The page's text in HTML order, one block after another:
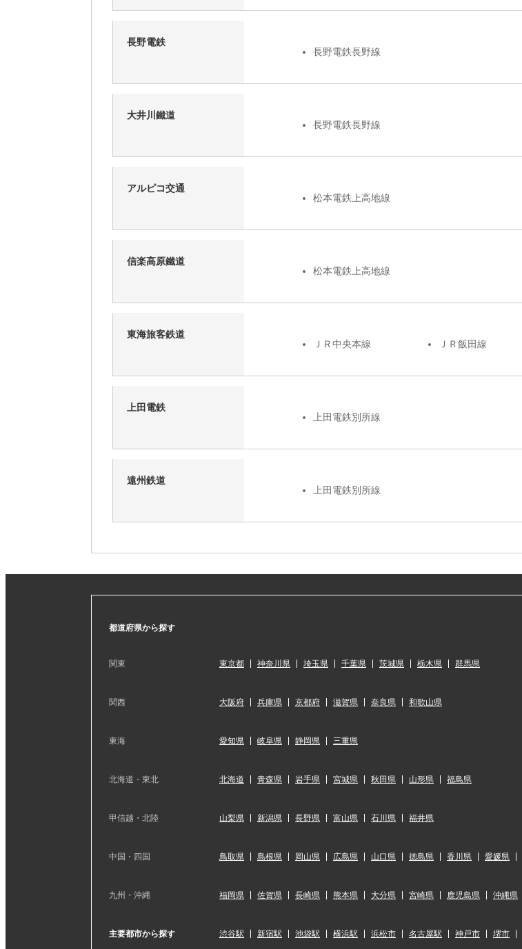
長野電鉄
長野電鉄長野線
大井川鐵道
長野電鉄長野線
アルピコ交通
松本電鉄上高地線
信楽高原鐵道
松本電鉄上高地線
東海旅客鉄道
ＪＲ中央本線
ＪＲ飯田線
上田電鉄
上田電鉄別所線
遠州鉄道
上田電鉄別所線
都道府県から探す
関東 東京都 神奈川県 埼玉県 千葉県 茨城県 栃木県 群馬県
関西 大阪府 兵庫県 京都府 滋賀県 奈良県 和歌山県
東海 愛知県 岐阜県 静岡県 三重県
北海道・東北 北海道 青森県 岩手県 宮城県 秋田県 山形県 福島県
甲信越・北陸 山梨県 新潟県 長野県 富山県 石川県 福井県
中国・四国 鳥取県 島根県 岡山県 広島県 山口県 徳島県 香川県 愛媛県
九州・沖縄 福岡県 佐賀県 長崎県 熊本県 大分県 宮崎県 鹿児島県 沖縄県
主要都市から探す 渋谷駅 新宿駅 池袋駅 横浜駅 浜松市 名古屋駅 神戸市 堺市